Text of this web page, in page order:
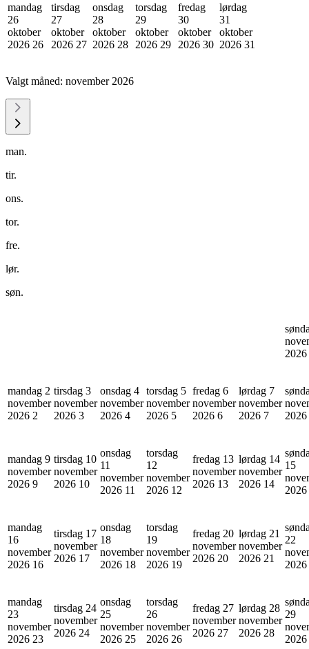
mandag
26
oktober
2026 26
tirsdag
27
oktober
2026 27
onsdag
28
oktober
2026 28
torsdag
29
oktober
2026 29
fredag
30
oktober
2026 30
lørdag
31
oktober
2026 31
Valgt måned: november 2026
man.
tir.
ons.
tor.
fre.
lør.
søn.
2026
mandag 2
november
2026 2
tirsdag 3
november
2026 3
onsdag 4
november
2026 4
torsdag 5
november
2026 5
fredag 6
november
2026 6
lørdag 7
november
2026 7
2026
mandag 9
november
2026 9
tirsdag 10
november
2026 10
onsdag
11
november
2026 11
torsdag
12
november
2026 12
fredag 13
november
2026 13
lørdag 14
november
2026 14
15
2026
mandag
16
november
2026 16
tirsdag 17
november
2026 17
onsdag
18
november
2026 18
torsdag
19
november
2026 19
fredag 20
november
2026 20
lørdag 21
november
2026 21
22
2026
mandag
23
november
2026 23
tirsdag 24
november
2026 24
onsdag
25
november
2026 25
torsdag
26
november
2026 26
fredag 27
november
2026 27
lørdag 28
november
2026 28
29
2026